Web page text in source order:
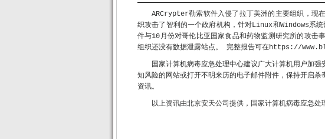
ARCrypter勒索软件入侵了拉丁美洲的主要组织，现
织攻击了智利的一个政府机构，针对Linux和Windows系
件与10月份对哥伦比亚国家食品和药物监测研究所的攻击
组织还没有数据泄露站点。 完整报告可在https://
国家计算机病毒应急处理中心建议广大计算机用户加
知风险的网站或打开不明来历的电子邮件附件，保持开启
资讯。
以上资讯由北京安天公司提供，国家计算机病毒应急处